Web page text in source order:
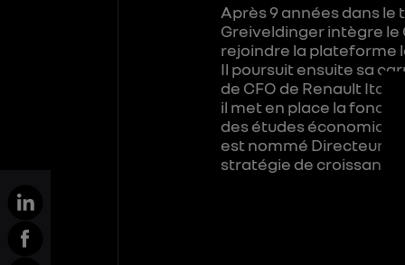
Après 9 années dans
Greiveldinger intègre le
rejoindre la plateforme
Il poursuit ensuite sa
de CFO de Renault
il met en place la
des études
est nommé Directeur
stratégie de croissance